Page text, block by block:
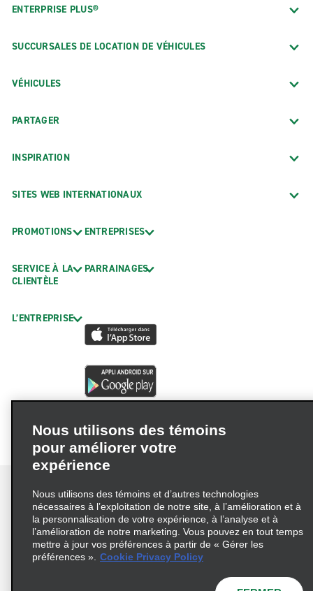
ENTERPRISE PLUS®
SUCCURSALES DE LOCATION DE VÉHICULES
VÉHICULES
PARTAGER
INSPIRATION
SITES WEB INTERNATIONAUX
PROMOTIONS
SERVICE À LA
CLIENTÈLE
L’ENTREPRISE
ENTREPRISES
PARRAINAGES
Conditions d’utilisation
Politique de confidentialité
Politique sur les fichiers témoins
Nous utilisons des témoins
pour améliorer votre
expérience
Nous utilisons des témoins et d’autres technologies
nécessaires à l’exploitation de notre site, à l’amélioration et à
la personnalisation de votre expérience, à l’analyse et à
l’amélioration de notre marketing. Vous pouvez en tout temps
mettre à jour vos préférences à partir de « Gérer les
préférences ». Cookie Privacy Policy